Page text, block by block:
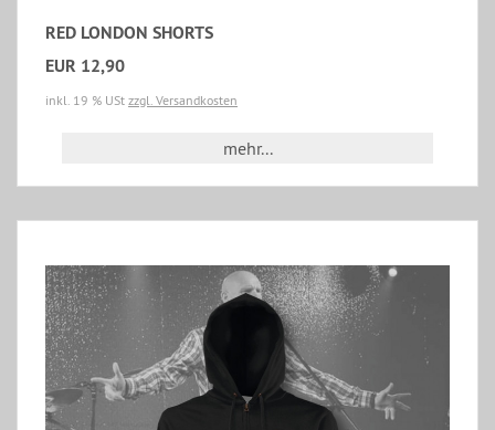
RED LONDON SHORTS
EUR 12,90
inkl. 19 % USt zzgl. Versandkosten
mehr...